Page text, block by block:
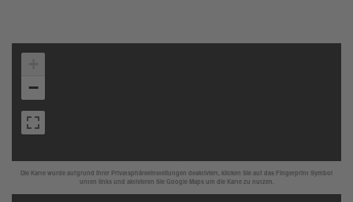
Die Karte wurde aufgrund Ihrer Privatsphäreeinstellungen deaktiviert, klicken Sie auf das Fingerprint Symbol
unten links und aktivieren Sie Google Maps um die Karte zu nutzen.
−